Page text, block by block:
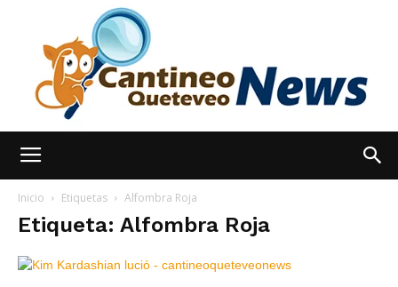
Inicio Etiquetas Alfombra Roja
Etiqueta: Alfombra Roja